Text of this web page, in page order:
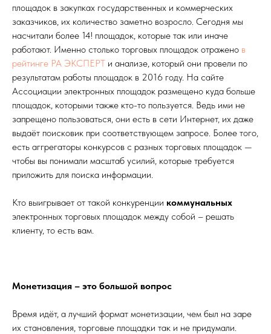
площадок в закупках государственных и коммерческих
заказчиков, их количество заметно возросло. Сегодня мы
насчитали более 14! площадок, которые так или иначе
работают. Именно столько торговых площадок отражено в
рейтинге РА ЭКСПЕРТ и анализе, который они провели по
результатам работы площадок в 2016 году. На сайте
Ассоциации электронных площадок размещено куда больше
площадок, которыми также кто-то пользуется. Ведь ими не
запрещено пользоваться, они есть в сети Интернет, их даже
выдаёт поисковик при соответствующем запросе. Более того,
есть аггрегаторы конкурсов с разных торговых площадок —
чтобы вы понимали масштаб усилий, которые требуется
приложить для поиска информации.
Кто выигрывает от такой конкуренции коммунальных
электронных торговых площадок между собой – решать
клиенту, то есть вам.
Монетизация – это большой вопрос
Время идёт, а лучший формат монетизации, чем был на заре
их становления, торговые площадки так и не придумали.